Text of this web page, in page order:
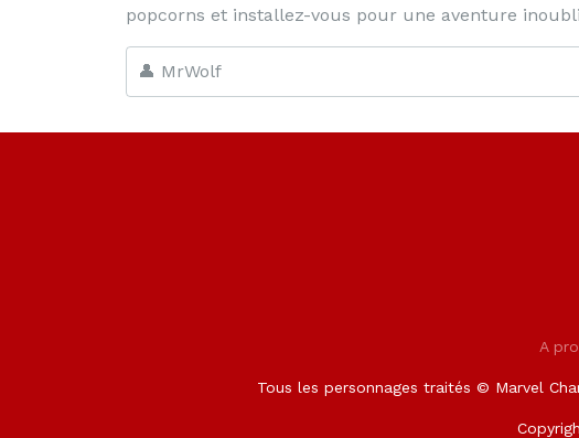
popcorns et installez-vous pour une aventure
👤 MrWolf
A
Tous les personnages traités © Marvel